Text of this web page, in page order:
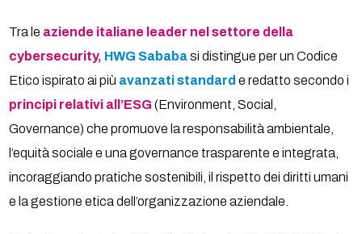
Tra le aziende italiane leader nel settore della
cybersecurity, HWG Sababasi distingue per un Codice
Etico ispirato ai più avanzati standarde redatto secondo i
principi relativi all’ESG(Environment, Social,
Governance) che promuove la responsabilità ambientale,
l’equità sociale e una governance trasparente e integrata,
incoraggiando pratiche sostenibili, il rispetto dei diritti umani
e la gestione etica dell’organizzazione aziendale.